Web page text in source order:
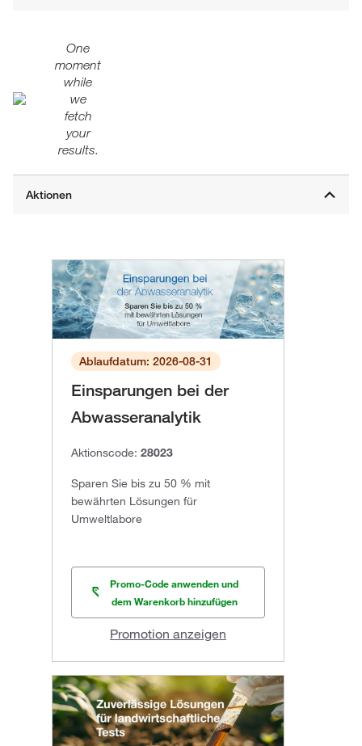
One
moment
while
we
fetch
your
results.
Ablaufdatum: 2026-08-31
Einsparungen bei der
Abwasseranalytik
Aktionscode: 28023
Sparen Sie bis zu 50 % mit
bewährten Lösungen für
Umweltlabore
Promo-Code anwenden und
dem Warenkorb hinzufügen
Promotion anzeigen